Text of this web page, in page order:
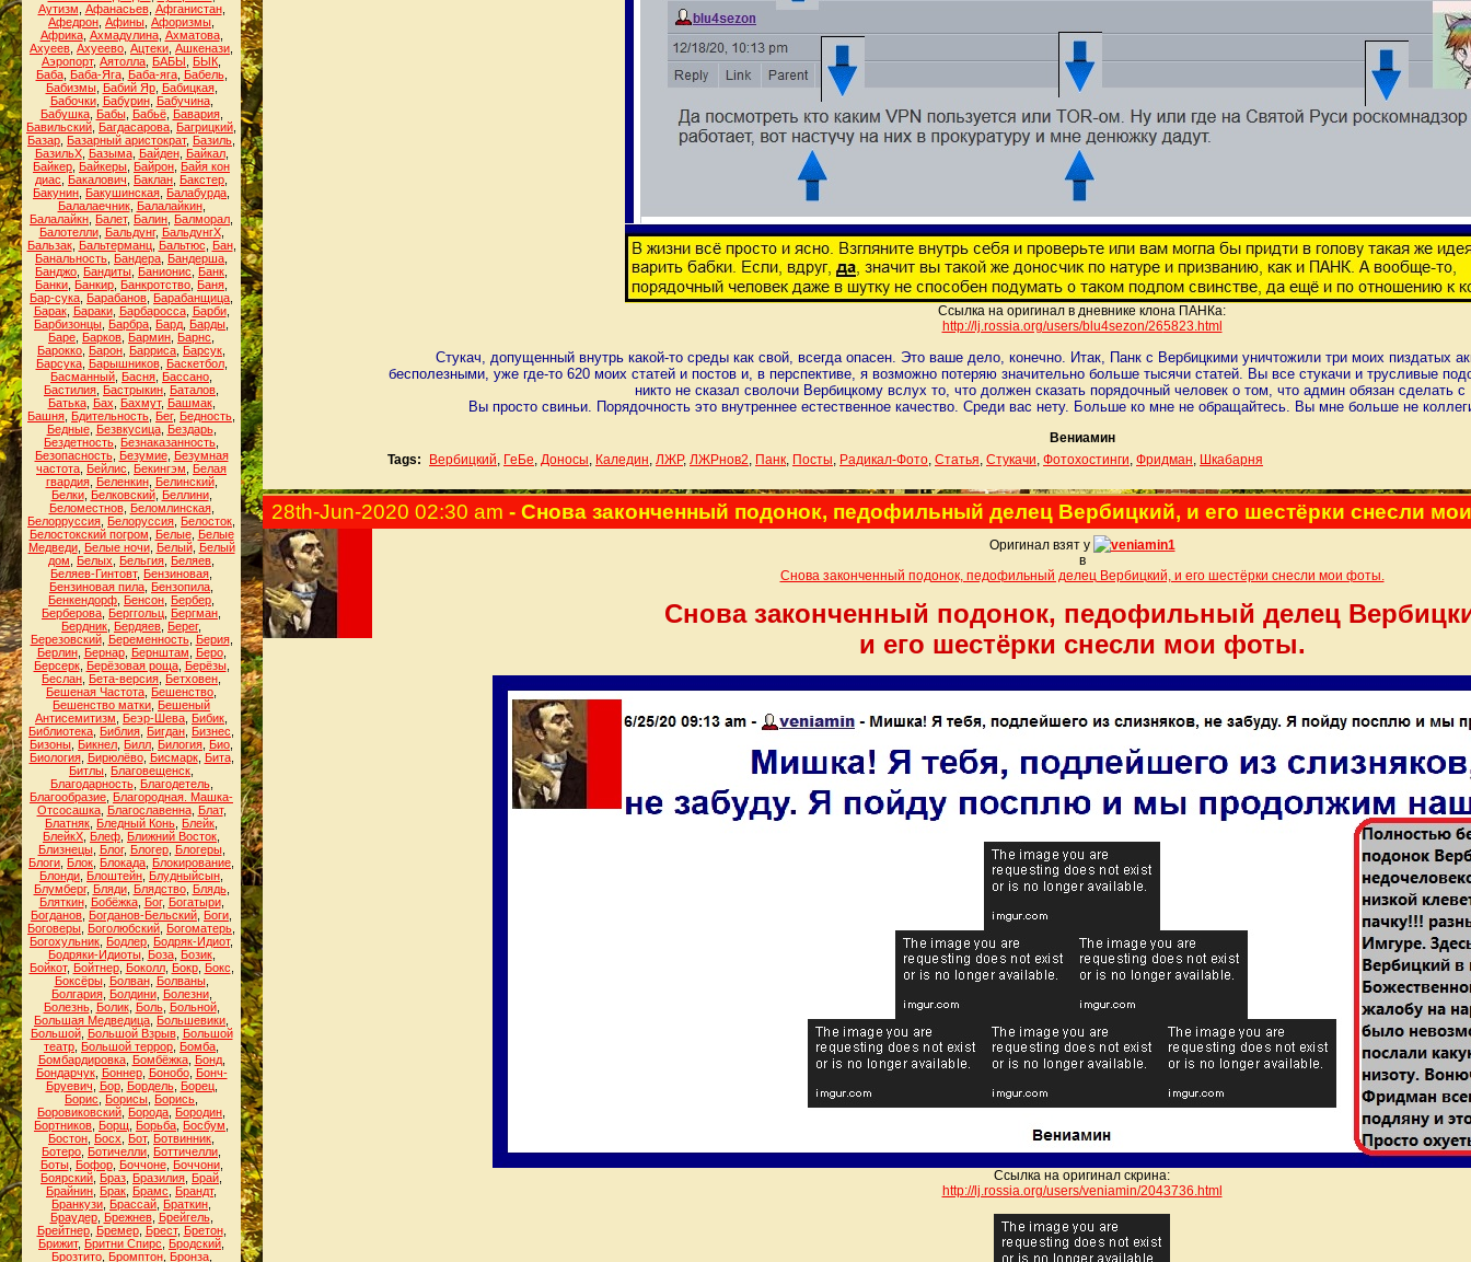
Аутизм Афанасьев, Афганистан,
Афедрон Афины Афоризмы
Африка, Ахмадулина, Ахматова,
Ахуеев Ахуеево Ацтеки Ашкенази
Аэропорт, Аятолла БАБЫ БЫК
Баба, Баба-Яга, Баба-яга, Бабель,
Бабизмы, Бабий Яр, Бабицкая,
Бабочки, Бабурин, Бабучина,
Бабушка, Бабы, Бабьё, Бавария,
Бавильский Багдасарова Багрицкий
Базар Базарный аристократ, Базиль
БазильХ, Базыма, Байден, Байкал,
Байкер Байкеры Байрон Байя кон
диас
Бакалович Баклан Бакстер
Бакунин Бакушинская Балабурда
Балалаечник, Балалайкин,
Балалайкн Балет, Балин Балморал
Балотелли, Бальдунг, БальдунгХ,
Бальзак, Бальтерманц, Бальтюс Бан,
Банальность Бандера Бандерша
Банджо Бандиты Банионис Банк
Банки Банкир Банкротство Баня
Бар-сука Барабанов Барабанщица
Барак, Бараки, Барбаросса, Барби,
Барбизонцы Барбра Бард Барды
Баре Барков Бармин Барнс
Барокко Барон Барриса Барсук
Барсука, Барышников, Баскетбол,
Басманный Басня Бассано
Бастилия Бастрыкин Баталов
Батька, Бах Бахмут, Башмак,
Башня Бдительность Бег, Бедность
Бедные, Безвкусица, Бездарь,
Бездетность Безнаказанность
Безопасность, Безумие, Безумная
частота Бейлис Бекингэм
Белая
гвардия, Беленкин, Белинский,
Белки, Белковский, Беллини,
Беломестнов, Беломлинская,
Белорруссия Белоруссия Белосток
Белостокский погром
Белые, Белые
Медведи, Белые ночи, Белый, Белый
дом
Белых Бельгия Беляев
Беляев-Гинтовт, Бензиновая
Бензиновая пила Бензопила
Бенкендорф Бенсон Бербер
Берберова Берггольц Бергман
Бердник Бердяев Берег,
Березовский, Беременность, Берия,
Берлин, Бернар, Бернштам Беро,
Берсерк, Берёзовая роща, Берёзы,
Беслан Бета-версия Бетховен
Бешеная Частота Бешенство
Бешенство матки Бешеный
Антисемитизм
Беэр-Шева Бибик
Библиотека Библия Бигдан Бизнес
Бизоны Бикнел Билл Билогия Био
Биология, Бирюлёво, Бисмарк, Бита,
Битлы Благовещенск
Благодарность, Благодетель,
Благообразие Благородная. Машка-
Отсосашка, Благославенна, Блат,
Блатняк Бледный Конь Блейк
БлейкХ Блеф Ближний Восток
Близнецы, Блог, Блогер, Блогеры,
Блоги Блок Блокада Блокирование
Блонди Блоштейн Блудныйсын
Блумберг, Бляди, Блядство, Блядь,
Бляткин, Бобёжка, Бог, Богатыри,
Богданов Богданов-Бельский Боги
Боговеры Боголюбский Богоматерь
Богохульник Бодлер Бодряк-Идиот,
Бодряки-Идиоты, Боза, Бозик,
Бойкот, Бойтнер, Боколл, Бокр, Бокс
Боксёры, Болван, Болваны,
Болгария, Болдини, Болезни,
Болезнь, Болик, Боль, Больной,
Большая Медведица Большевики
Большой, Большой Взрыв, Большой
театр Большой террор Бомба
Бомбардировка, Бомбёжка, Бонд,
Бондарчук, Боннер, Бонобо, Бонч-
Бруевич
Бор, Бордель, Борец,
Борис
Борисы Борись
Боровиковский Борода Бородин
Бортников Борщ Борьба Босбум
Бостон Босх Бот, Ботвинник
Ботеро Ботичелли Боттичелли
Боты, Бофор, Боччоне, Боччони,
Боярский Браз Бразилия Брай
Брайнин Брак Брамс Брандт,
Бранкузи Брассай Браткин
Браудер, Брежнев, Брейгель,
Брейтнер, Бремер, Брест, Бретон,
Брижит, Бритни Спирс Бродский
Брозтито, Бромптон, Бронза,
Ссылка на оригинал в дневнике клона ПАНКа:
http://lj.rossia.org/users/blu4sezon/265823.html
Стукач, допущенный внутрь какой-то среды как свой, всегда опасен. Это ваше дело, конечно. Итак, Панк с Вербицкими уничтожили три моих пиздатых
бесполезными, уже где-то 620 моих статей и постов и, в перспективе, я возможно потеряю значительно больше тысячи статей. Вы все стукачи и трусливые
никто не сказал сволочи Вербицкому вслух то, что должен сказать порядочный человек о том, что админ обязан сделать
Вы просто свиньи. Порядочность это внутреннее естественное качество. Среди вас нету. Больше ко мне не обращайтесь. Вы мне больше не
Вениамин
Tags:
Вербицкий, ГеБе, Доносы, Каледин, ЛЖР, ЛЖРнов2, Панк, Посты, Радикал-Фото, Статья, Стукачи, Фотохостинги, Фридман, Шкабарня
28th-Jun-2020 02:30 am - Снова законченный подонок, педофильный делец Вербицкий, и его шестёрки снесли
Оригинал взят у
veniamin1
в
Снова законченный подонок, педофильный делец Вербицкий, и его шестёрки снесли мои фоты.
Снова законченный подонок, педофильный делец
и его шестёрки снесли мои фоты.
Ссылка на оригинал скрина:
http://lj.rossia.org/users/veniamin/2043736.html